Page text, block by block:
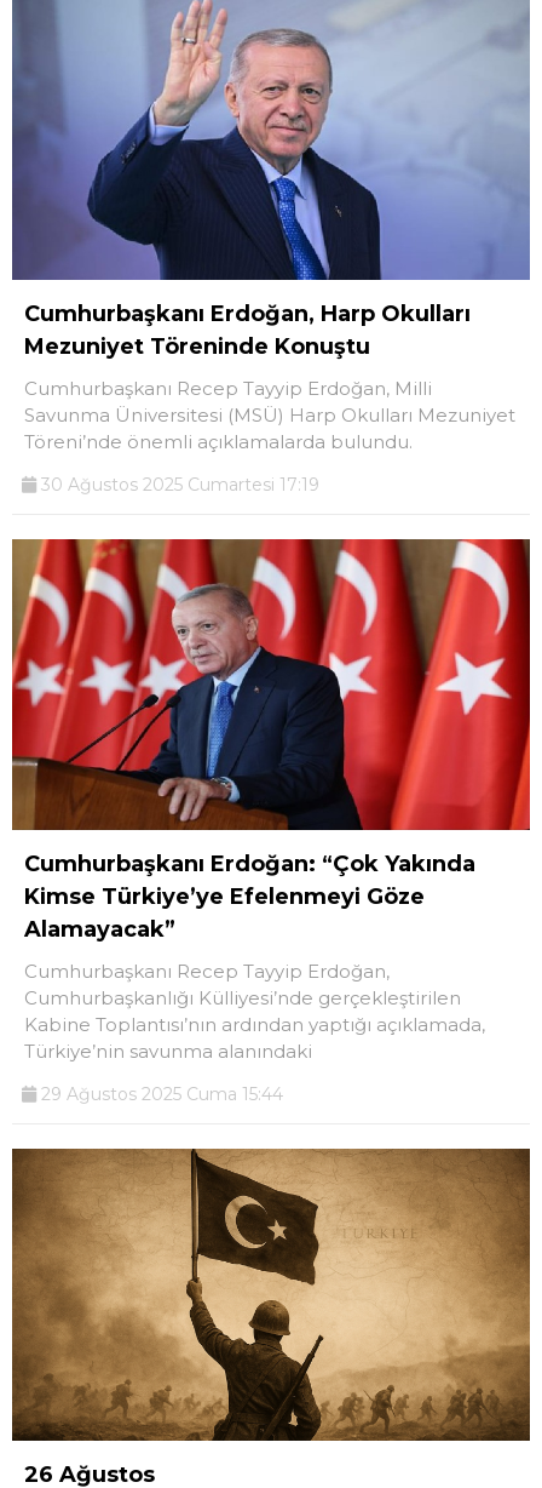
Cumhurbaşkanı Erdoğan, Harp Okulları
Mezuniyet Töreninde Konuştu
Cumhurbaşkanı Recep Tayyip Erdoğan, Milli
Savunma Üniversitesi (MSÜ) Harp Okulları Mezuniyet
Töreni’nde önemli açıklamalarda bulundu.
30 Ağustos 2025 Cumartesi 17:19
Cumhurbaşkanı Erdoğan: “Çok Yakında
Kimse Türkiye’ye Efelenmeyi Göze
Alamayacak”
Cumhurbaşkanı Recep Tayyip Erdoğan,
Cumhurbaşkanlığı Külliyesi’nde gerçekleştirilen
Kabine Toplantısı’nın ardından yaptığı açıklamada,
Türkiye’nin savunma alanındaki
29 Ağustos 2025 Cuma 15:44
26 Ağustos